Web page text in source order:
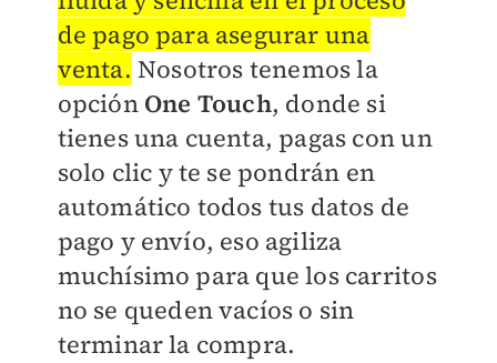
de pago para asegurar una
venta. Nosotros tenemos la
opción One Touch, donde si
tienes una cuenta, pagas con un
solo clic y te se pondrán en
automático todos tus datos de
pago y envío, eso agiliza
muchísimo para que los carritos
no se queden vacíos o sin
terminar la compra.